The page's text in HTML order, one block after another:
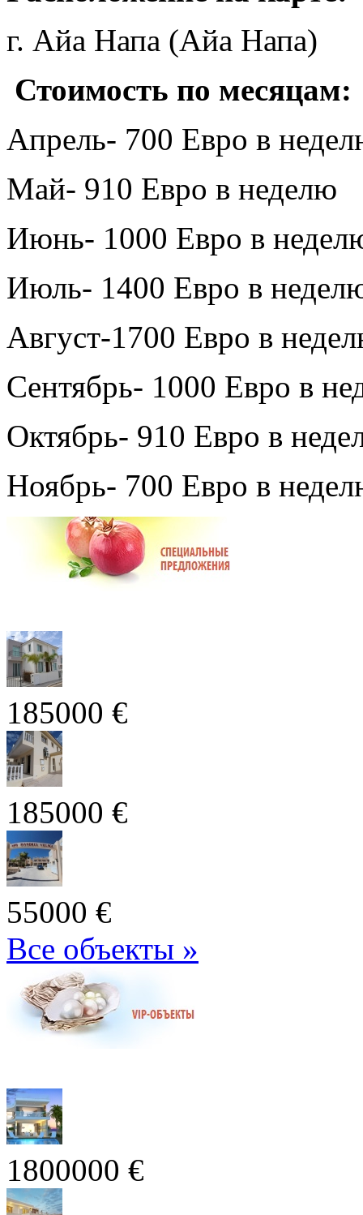
г. Айа Напа (Айа Напа)
Стоимость по месяцам:
Апрель- 700 Евро в
Май- 910 Евро в неделю
Июнь- 1000 Евро в
Июль- 1400 Евро в
Август-1700 Евро в
Сентябрь- 1000 Евро в
Октябрь- 910 Евро в
Ноябрь- 700 Евро в
185000 €
185000 €
55000 €
Все объекты »
1800000 €